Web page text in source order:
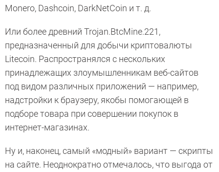
Monero, Dashcoin, DarkNetCoin и т. д.
Или более древний Trojan.BtcMine.221,
предназначенный для добычи криптовалюты
Litecoin. Распространялся с нескольких
принадлежащих злоумышленникам веб-сайтов
под видом различных приложений — например,
надстройки к браузеру, якобы помогающей в
подборе товара при совершении покупок в
интернет-магазинах.
Ну и, наконец, самый «модный» вариант — скрипты
на сайте. Неоднократно отмечалось, что выгода от